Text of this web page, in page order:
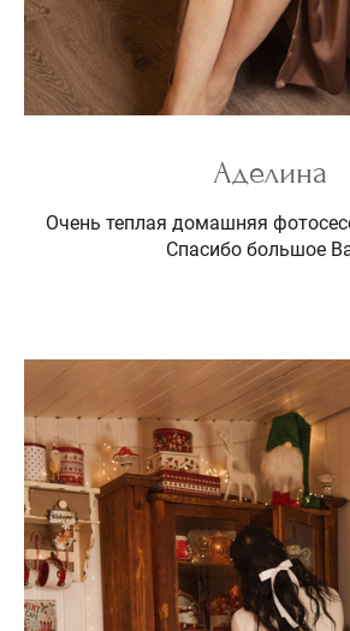
Аделина
Очень теплая домашняя
Спасибо большое